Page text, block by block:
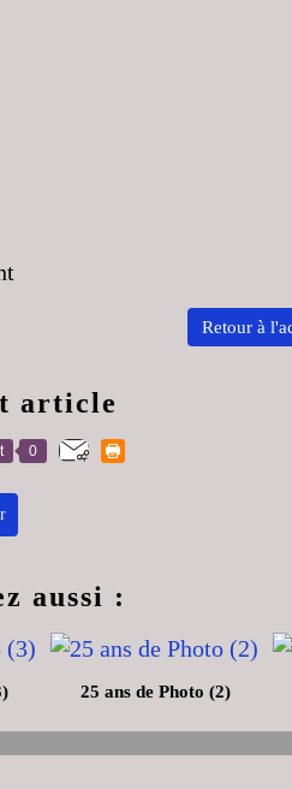
Retour à
article
0
aussi :
25 ans de Photo (2)